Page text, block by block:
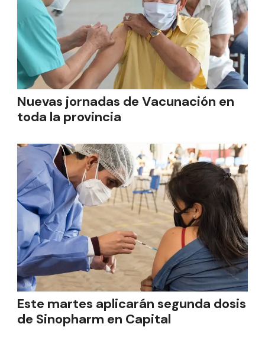
Nuevas jornadas de Vacunación en
toda la provincia
Este martes aplicarán segunda dosis
de Sinopharm en Capital